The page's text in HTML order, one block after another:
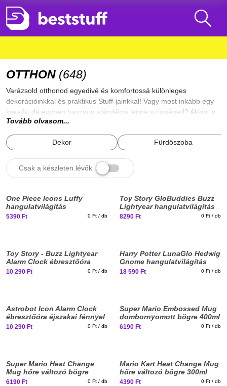
OTTHON (648)
Varázsold otthonod egyedivé és komfortossá különleges
dekorációinkkal és praktikus Stuff-jainkkal! Vagy most inkább egy
kreatív, de egyben hasznos ajándékra lenne szükséged? Akkor is
jó helyen jársz, hiszen itt rengeteg ötletes cucc közül válogathatsz:
a nem mindennapi hangulatvilágításoktól kezdve, a hasznos
konyhai eszközökön át, a DIY szettekig minden is van.
előszobába, nappaliba, konyhába, fürdőbe, kertbe. Az
erkélykorlátra szerelhető grill sütőtől a csináld magad óráig
cuccok, kreatív ajándékok, praktikus tárgyak özönéből!
Tovább olvasom...
Dekor Fürdőszoba
Csak a készleten lévők
New
stuff
One Piece Icons Luffy
hangulatvilágítás
5390 Ft 0 Ft / db
New
stuff
Toy Story GloBuddies Buzz
Lightyear hangulatvilágítás
8290 Ft 0 Ft / db
New
stuff
Toy Story - Buzz Lightyear
Alarm Clock ébresztőóra
világítással
10 290 Ft 0 Ft / db
New
stuff
Harry Potter LunaGlo Hedwig
Gnome hangulatvilágítás
18 590 Ft 0 Ft / db
New
stuff
Astrobot Icon Alarm Clock
ébresztőóra éjszakai fénnyel
10 290 Ft 0 Ft / db
New
stuff
Super Mario Embossed Mug
dombornyomott bögre 400ml
6190 Ft 0 Ft / db
New
stuff
Super Mario Heat Change
Mug hőre változó bögre
300ml
6190 Ft 0 Ft / db
New
stuff
Mario Kart Heat Change Mug
hőre változó bögre 300ml
4390 Ft 0 Ft / db